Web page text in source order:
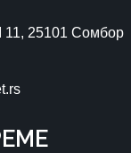
11, 25101 Сомбор